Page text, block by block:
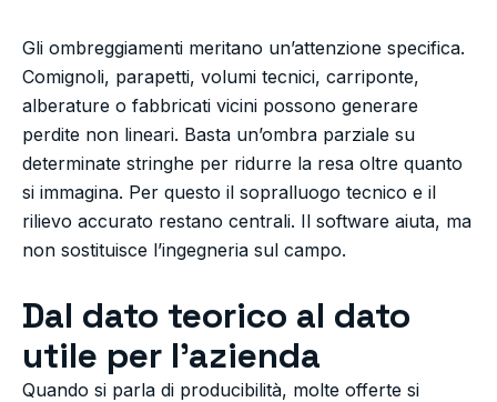
Gli ombreggiamenti meritano un’attenzione specifica.
Comignoli, parapetti, volumi tecnici, carriponte,
alberature o fabbricati vicini possono generare
perdite non lineari. Basta un’ombra parziale su
determinate stringhe per ridurre la resa oltre quanto
si immagina. Per questo il sopralluogo tecnico e il
rilievo accurato restano centrali. Il software aiuta, ma
non sostituisce l’ingegneria sul campo.
Dal dato teorico al dato
utile per l’azienda
Quando si parla di producibilità, molte offerte si